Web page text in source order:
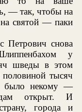
— так, чтобы на
на святой — паки
Петрович снова
у
шведы в этом
тысяч
было некому —
открыт. И
города и